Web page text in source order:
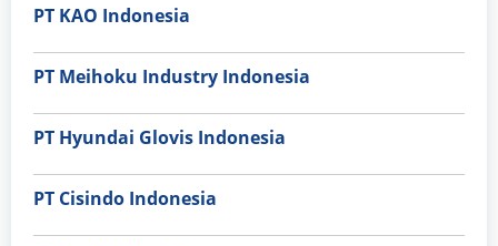
PT KAO Indonesia
PT Meihoku Industry Indonesia
PT Hyundai Glovis Indonesia
PT Cisindo Indonesia